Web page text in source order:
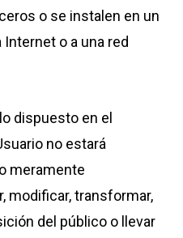
o se instalen en un
o a una red
dispuesto en el
no estará
meramente
modificar, transformar,
del público o llevar